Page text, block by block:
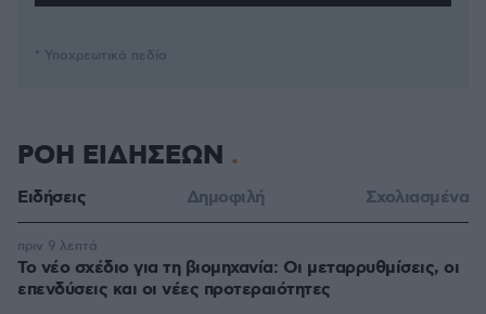
* Υποχρεωτικά πεδία
ΡΟΗ ΕΙΔΗΣΕΩΝ
Ειδήσεις Δημοφιλή Σχολιασμένα
Το νέο σχέδιο για τη βιομηχανία: Οι μεταρρυθμίσεις, οι
επενδύσεις και οι νέες προτεραιότητες
πριν 9 λεπτά